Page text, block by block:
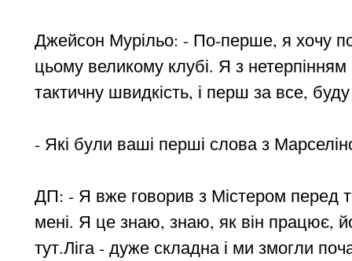
Джейсон Мурільо: - По-перше, я хочу
цьому великому клубі. Я з
тактичну швидкість, і перш за все,
- Які були ваші перші слова з
ДП: - Я вже говорив з Містером перед
мені. Я це знаю, знаю, як він працює,
тут.Ліга - дуже складна і ми змогли